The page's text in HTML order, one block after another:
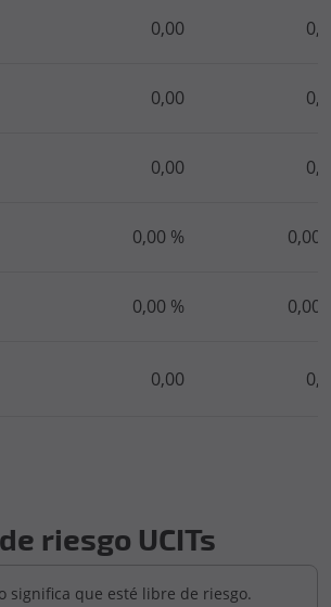
0,00
0,00
0,00
0,00 % 0,00
0,00 % 0,00
0,00
riesgo UCITs
significa que esté libre de riesgo.